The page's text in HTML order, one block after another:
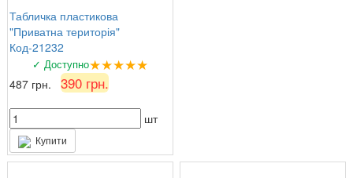
Табличка пластикова
"Приватна територія"
Код-21232
✓ Доступно★★★★★
487 грн. 390 грн.
шт
Купити